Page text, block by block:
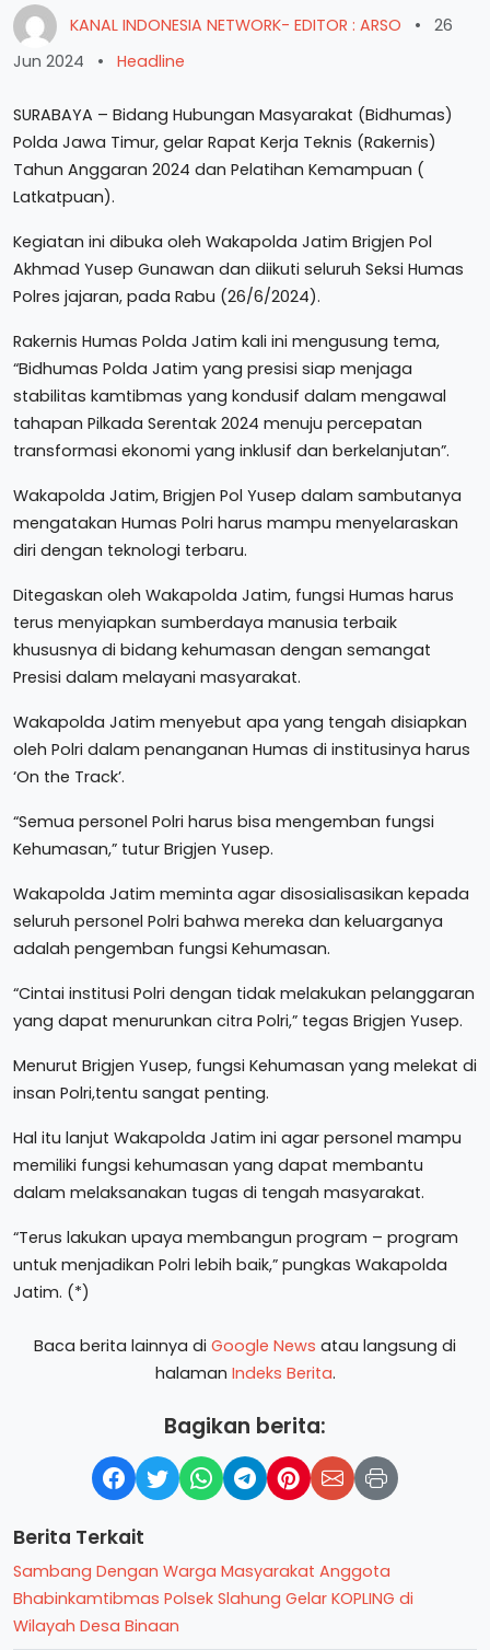
KANAL INDONESIA NETWORK- EDITOR : ARSO •
26
Jun 2024
• Headline
SURABAYA – Bidang Hubungan Masyarakat (Bidhumas)
Polda Jawa Timur, gelar Rapat Kerja Teknis (Rakernis)
Tahun Anggaran 2024 dan Pelatihan Kemampuan (
Latkatpuan).
Kegiatan ini dibuka oleh Wakapolda Jatim Brigjen Pol
Akhmad Yusep Gunawan dan diikuti seluruh Seksi Humas
Polres jajaran, pada Rabu (26/6/2024).
Rakernis Humas Polda Jatim kali ini mengusung tema,
“Bidhumas Polda Jatim yang presisi siap menjaga
stabilitas kamtibmas yang kondusif dalam mengawal
tahapan Pilkada Serentak 2024 menuju percepatan
transformasi ekonomi yang inklusif dan berkelanjutan”.
Wakapolda Jatim, Brigjen Pol Yusep dalam sambutanya
mengatakan Humas Polri harus mampu menyelaraskan
diri dengan teknologi terbaru.
Ditegaskan oleh Wakapolda Jatim, fungsi Humas harus
terus menyiapkan sumberdaya manusia terbaik
khususnya di bidang kehumasan dengan semangat
Presisi dalam melayani masyarakat.
Wakapolda Jatim menyebut apa yang tengah disiapkan
oleh Polri dalam penanganan Humas di institusinya harus
‘On the Track’.
“Semua personel Polri harus bisa mengemban fungsi
Kehumasan,” tutur Brigjen Yusep.
Wakapolda Jatim meminta agar disosialisasikan kepada
seluruh personel Polri bahwa mereka dan keluarganya
adalah pengemban fungsi Kehumasan.
“Cintai institusi Polri dengan tidak melakukan pelanggaran
yang dapat menurunkan citra Polri,” tegas Brigjen Yusep.
Menurut Brigjen Yusep, fungsi Kehumasan yang melekat di
insan Polri,tentu sangat penting.
Hal itu lanjut Wakapolda Jatim ini agar personel mampu
memiliki fungsi kehumasan yang dapat membantu
dalam melaksanakan tugas di tengah masyarakat.
“Terus lakukan upaya membangun program – program
untuk menjadikan Polri lebih baik,” pungkas Wakapolda
Jatim. (*)
Baca berita lainnya di Google News atau langsung di
halaman Indeks Berita.
Bagikan berita:
Berita Terkait
Sambang Dengan Warga Masyarakat Anggota
Bhabinkamtibmas Polsek Slahung Gelar KOPLING di
Wilayah Desa Binaan